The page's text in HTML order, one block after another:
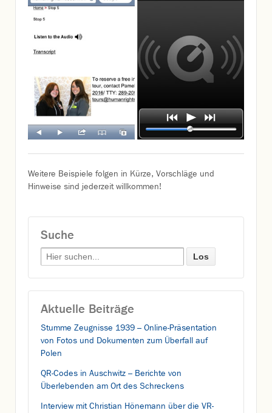
Weitere Beispiele folgen in Kürze, Vorschläge und
Hinweise sind jederzeit willkommen!
Suche
Search for:
Aktuelle Beiträge
Stumme Zeugnisse 1939 – Online-Präsentation
von Fotos und Dokumenten zum Überfall auf
Polen
QR-Codes in Auschwitz – Berichte von
Überlebenden am Ort des Schreckens
Interview mit Christian Hönemann über die VR-